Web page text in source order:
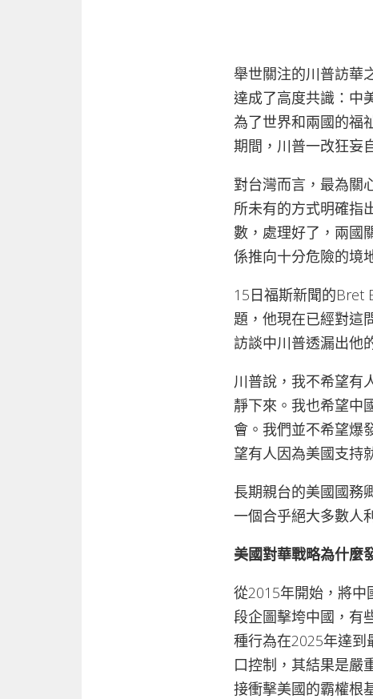
舉世關注的川普訪華
達成了高度共識：中
為了世界和兩國的福
期間，川普一改狂妄
對台灣而言，最為關
所未有的方式明確指
數，處理好了，兩國
係推向十分危險的境
15日福斯新聞的Bret
題，他現在已經對這
訪談中川普透漏出他
川普說，我不希望有
靜下來。我也希望中
會。我們並不希望爆
望有人因為美國支持
長期親台的美國國務
一個合乎絕大多數人
美國對華戰略為什麼
從2015年開始，將中
段企圖擊垮中國，有
種行為在2025年達到
口控制，其結果是嚴
接衝擊美國的霸權根